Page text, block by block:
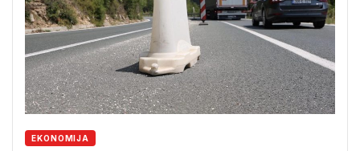
EKONOMIJA